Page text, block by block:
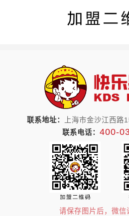
联系地址：
上海市金沙江西路
联系电话： 400-
请保存图片后，微信